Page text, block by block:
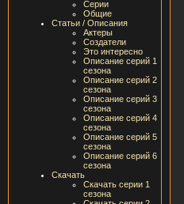
Серии
Общие
Статьи / Описания
Актеры
Создатели
Это интересно
Описание серий 1
сезона
Описание серий 2
сезона
Описание серий 3
сезона
Описание серий 4
сезона
Описание серий 5
сезона
Описание серий 6
сезона
Скачать
Скачать серии 1
сезона